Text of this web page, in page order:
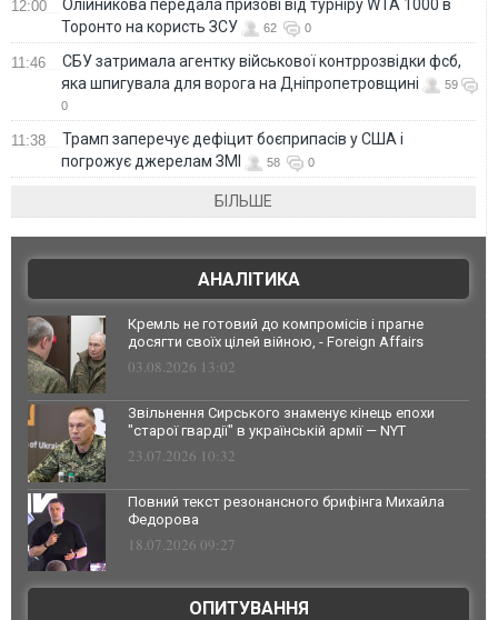
12:00
Олійникова передала призові від турніру WTA 1000 в
Торонто на користь ЗСУ
62 0
11:46
СБУ затримала агентку військової контррозвідки фсб,
яка шпигувала для ворога на Дніпропетровщині
59
0
11:38
Трамп заперечує дефіцит боєприпасів у США і
погрожує джерелам ЗМІ
58 0
БІЛЬШЕ
АНАЛІТИКА
Кремль не готовий до компромісів і прагне
досягти своїх цілей війною, - Foreign Affairs
03.08.2026 13:02
Звільнення Сирського знаменує кінець епохи
"старої гвардії" в українській армії — NYT
23.07.2026 10:32
Повний текст резонансного брифінга Михайла
Федорова
18.07.2026 09:27
ОПИТУВАННЯ